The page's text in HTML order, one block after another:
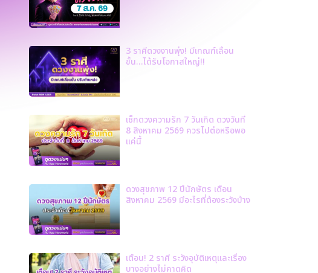
3 ราศีดวงงานพุ่ง! มีเกณฑ์เลื่อน
ขั้น…ได้รับโอกาสใหญ่!!
เช็กดวงความรัก 7 วันเกิด ดวงวันที่
8 สิงหาคม 2569 ควรไปต่อหรือพอ
แค่นี้
ดวงสุขภาพ 12 ปีนักษัตร เดือน
สิงหาคม 2569 มีอะไรที่ต้องระวังบ้าง
เตือน! 2 ราศี ระวังอุบัติเหตุและเรื่อง
บางอย่างไม่คาดคิด